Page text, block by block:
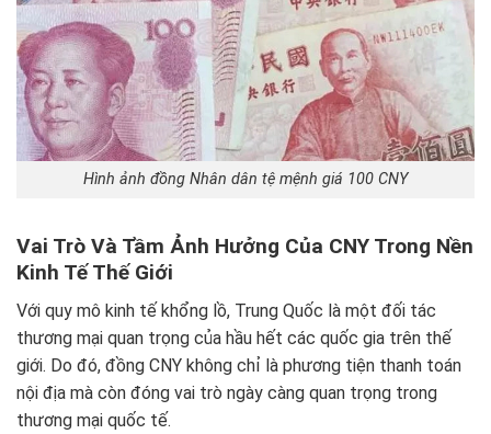
Hình ảnh đồng Nhân dân tệ mệnh giá 100 CNY
Vai Trò Và Tầm Ảnh Hưởng Của CNY Trong Nền
Kinh Tế Thế Giới
Với quy mô kinh tế khổng lồ, Trung Quốc là một đối tác
thương mại quan trọng của hầu hết các quốc gia trên thế
giới. Do đó, đồng CNY không chỉ là phương tiện thanh toán
nội địa mà còn đóng vai trò ngày càng quan trọng trong
thương mại quốc tế.